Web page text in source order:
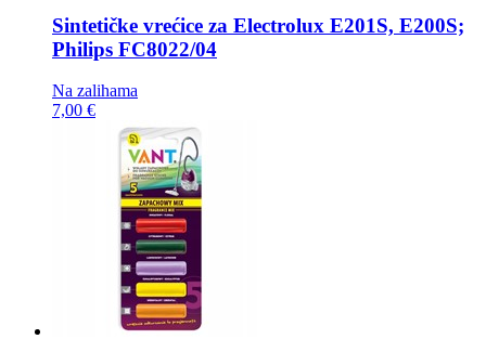
Sintetičke vrećice za Electrolux E201S, E200S;
Philips FC8022/04
Na zalihama
7,00 €